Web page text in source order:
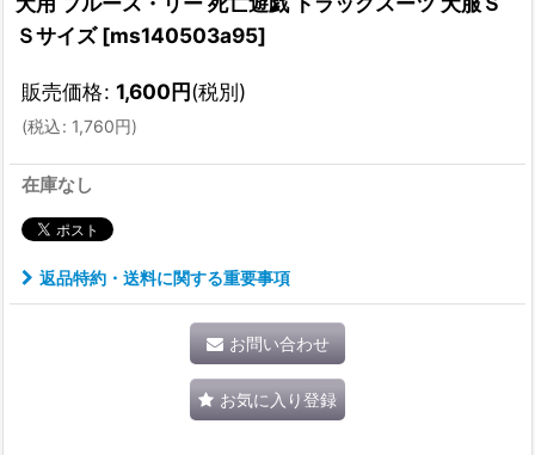
Ｓサイズ [ms140503a95]
販売価格: 1,600円(税別)
(税込: 1,760円)
在庫なし
返品特約・送料に関する重要事項
お問い合わせ
お気に入り登録